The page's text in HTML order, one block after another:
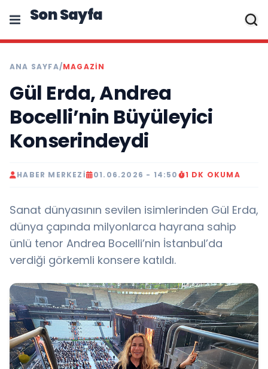
Son Sayfa
ANA SAYFA/MAGAZIN
Gül Erda, Andrea
Bocelli’nin Büyüleyici
Konserindeydi
HABER MERKEZI 01.06.2026 - 14:50 1 DK OKUMA
Sanat dünyasının sevilen isimlerinden Gül Erda,
dünya çapında milyonlarca hayrana sahip
ünlü tenor Andrea Bocelli’nin İstanbul’da
verdiği görkemli konsere katıldı.